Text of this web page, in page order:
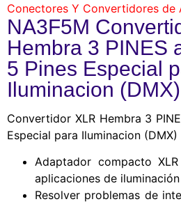
Conectores Y Convertidores de
NA3F5M
Hembra 3 PINES
5 Pines Especial
Iluminacion
Convertidor XLR Hembra 3
Especial para Iluminacion (DMX)
Adaptador compacto
aplicaciones de iluminación
Resolver problemas de